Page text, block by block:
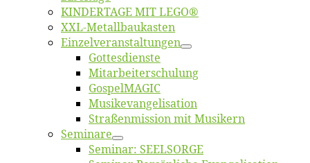
KINDERTAGE MIT LEGO®
XXL-Me­­tal­l­­bau­­kas­­ten
Einzelver­an­stal­tungen
Got­tes­diens­te
Mitarbeiter­schulung
Gos­pel­MA­GIC
Musikevan­ge­li­sa­tion
Straßenmis­sion mit Musikern
Se­mi­na­re
Se­mi­nar: SEELSORGE